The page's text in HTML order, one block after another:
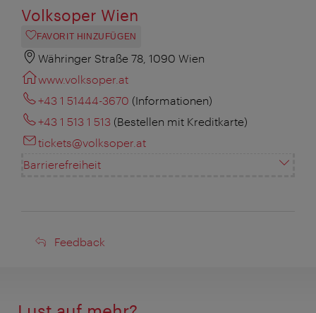
Volksoper Wien
FAVORIT HINZUFÜGEN
Währinger Straße 78, 1090 Wien
www.volksoper.at
+43 1 51444-3670 (Informationen)
+43 1 513 1 513 (Bestellen mit Kreditkarte)
tickets@volksoper.at
Barrierefreiheit
Feedback
Feedback